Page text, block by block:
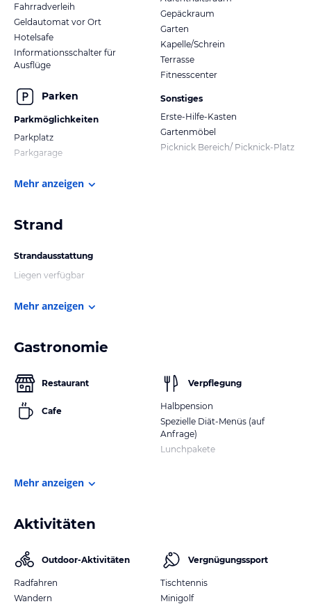
Fahrradverleih
Geldautomat vor Ort
Hotelsafe
Informationsschalter für
Ausflüge
Parken
Parkmöglichkeiten
Parkplatz
Parkgarage
Gepäckraum
Garten
Kapelle/Schrein
Terrasse
Fitnesscenter
Sonstiges
Erste-Hilfe-Kasten
Gartenmöbel
Picknick Bereich/ Picknick-Platz
Mehr anzeigen
Strand
Strandausstattung
Liegen verfügbar
Mehr anzeigen
Gastronomie
Restaurant
Cafe
Verpflegung
Halbpension
Spezielle Diät-Menüs (auf
Anfrage)
Lunchpakete
Mehr anzeigen
Aktivitäten
Outdoor-Aktivitäten
Radfahren
Wandern
Vergnügungssport
Tischtennis
Minigolf